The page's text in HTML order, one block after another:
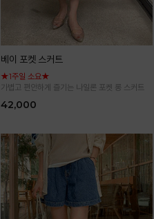
베이 포켓 스커트
★1주일 소요★
가볍고 편안하게 즐기는 나일론 포켓 롱 스커트
42,000